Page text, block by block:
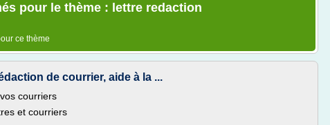
pour le thème : lettre redaction
ce thème
de courrier, aide à la ...
courriers
et courriers